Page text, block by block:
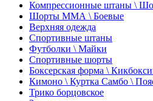
Компрессионные штаны \
Шорты ММА \ Боевые
Верхняя одежда
Спортивные штаны
Футболки \ Майки
Спортивные шорты
Боксерская форма \
Кимоно \ Куртка Самбо \
Трико борцовское